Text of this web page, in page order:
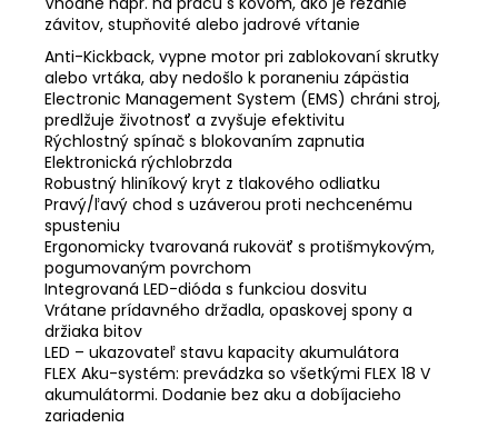
závitov, stupňovité alebo jadrové vŕtanie
Anti-Kickback, vypne motor pri zablokovaní skrutky
alebo vrtáka, aby nedošlo k poraneniu zápästia
Electronic Management System (EMS) chráni stroj,
predlžuje životnosť a zvyšuje efektivitu
Rýchlostný spínač s blokovaním zapnutia
Elektronická rýchlobrzda
Robustný hliníkový kryt z tlakového odliatku
Pravý/ľavý chod s uzáverou proti nechcenému
spusteniu
Ergonomicky tvarovaná rukoväť s protišmykovým,
pogumovaným povrchom
Integrovaná LED-dióda s funkciou dosvitu
Vrátane prídavného držadla, opaskovej spony a
držiaka bitov
LED – ukazovateľ stavu kapacity akumulátora
FLEX Aku-systém: prevádzka so všetkými FLEX 18 V
akumulátormi. Dodanie bez aku a dobíjacieho
zariadenia